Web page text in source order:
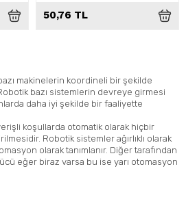
50,76 TL
makinelerin koordineli bir şekilde
Robotik bazı sistemlerin devreye girmesi
daha iyi şekilde bir faaliyette
koşullarda otomatik olarak hiçbir
Robotik sistemler ağırlıklı olarak
olarak tanımlanır. Diğer tarafından
eğer biraz varsa bu ise yarı otomasyon